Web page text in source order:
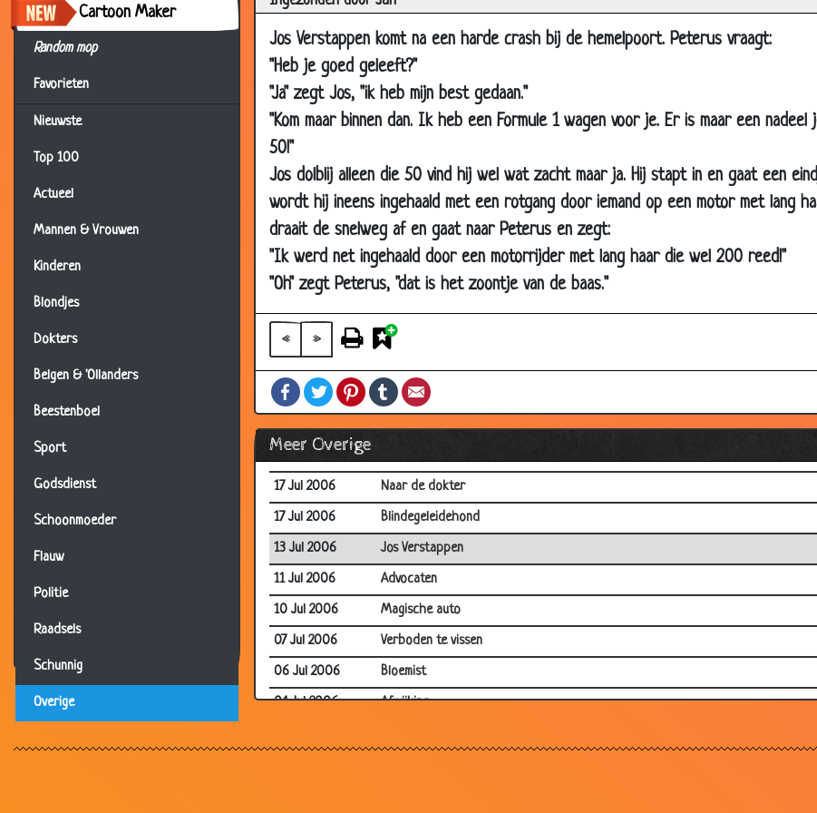
Cartoon Maker
Random mop
Favorieten
Nieuwste
Top 100
Actueel
Mannen & Vrouwen
Kinderen
Blondjes
Dokters
Belgen & 'Ollanders
Beestenboel
Sport
Godsdienst
Schoonmoeder
Flauw
Politie
Raadsels
Schunnig
Overige
Jos Verstappen komt na een harde crash bij de hemelpoort. Peterus vraagt:
"Heb je goed geleeft?"
"Ja" zegt Jos, "ik heb mijn best gedaan."
"Kom maar binnen dan. Ik heb een Formule 1 wagen voor je. Er is maar een nadeel
50!"
Jos dolblij alleen die 50 vind hij wel wat zacht maar ja. Hij stapt in en gaat een
wordt hij ineens ingehaald met een rotgang door iemand op een motor met lang
draait de snelweg af en gaat naar Peterus en zegt:
"Ik werd net ingehaald door een motorrijder met lang haar die wel 200 reed!"
"Oh" zegt Peterus, "dat is het zoontje van de baas."
« »
FacebookTwitterPinterestTumblr
Meer Overige
11 Aug 2006
Dik
10 Aug 2006
Dronken
10 Aug 2006
Kinderkaartje
08 Aug 2006
07 Aug 2006
Lekke band
07 Aug 2006
Visrestaurant
06 Aug 2006
Appelpitten
Hond
29 Jul 2006
Gabbers
26 Jul 2006
Strenge winter
23 Jul 2006
Duitser
17 Jul 2006
Naar de dokter
17 Jul 2006
Blindegeleidehond
13 Jul 2006
Jos Verstappen
11 Jul 2006
Advocaten
10 Jul 2006
Magische auto
07 Jul 2006
Verboden te vissen
06 Jul 2006
Bloemist
04 Jul 2006
Afwijking